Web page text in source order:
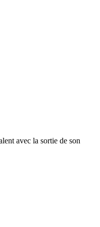
avec la sortie de son